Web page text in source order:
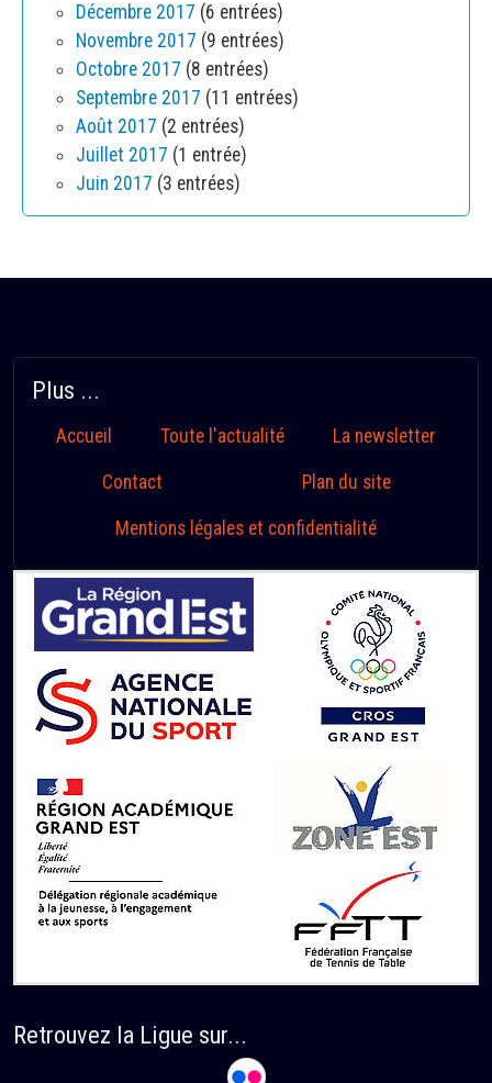
Décembre 2017 (6 entrées)
Novembre 2017 (9 entrées)
Octobre 2017 (8 entrées)
Septembre 2017 (11 entrées)
Août 2017 (2 entrées)
Juillet 2017 (1 entrée)
Juin 2017 (3 entrées)
Plus ...
Accueil Toute l'actualité La newsletter
Contact Plan du site
Mentions légales et confidentialité
Retrouvez la Ligue sur...